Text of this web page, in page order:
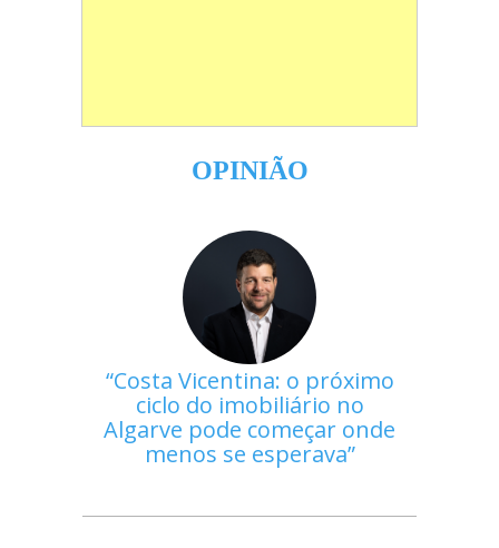
OPINIÃO
Costa Vicentina: o próximo
ciclo do imobiliário no
Algarve pode começar onde
menos se esperava